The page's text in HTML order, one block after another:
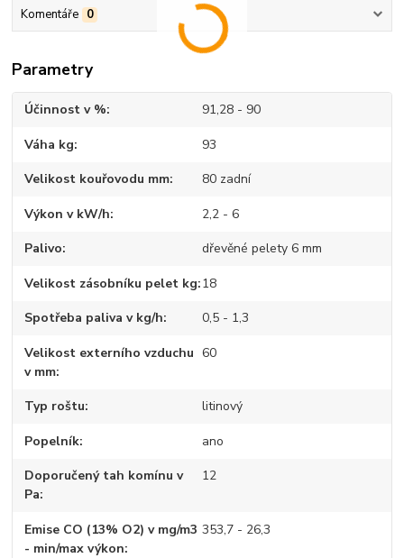
Komentáře 0
Parametry
Účinnost v % 91,28 - 90
Váha kg 93
Velikost kouřovodu mm 80 zadní
Výkon v kW/h 2,2 - 6
Palivo dřevěné pelety 6 mm
Velikost zásobníku pelet kg 18
Spotřeba paliva v kg/h 0,5 - 1,3
Velikost externího vzduchu
v mm
60
Typ roštu litinový
Popelník ano
Doporučený tah komínu v
Pa
12
Emise CO (13% O2) v mg/m3
- min/max výkon
353,7 - 26,3